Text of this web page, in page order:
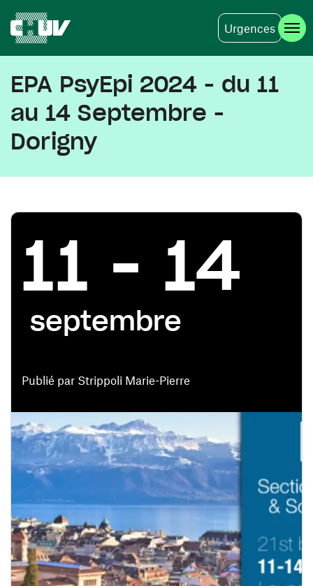
Urgences
EPA PsyEpi 2024 - du 11
au 14 Septembre -
Dorigny
Publié par Strippoli Marie-Pierre
11 - 14
septembre